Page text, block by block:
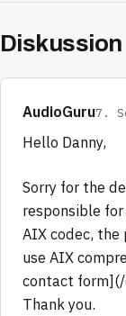
Diskussion
AudioGuru7.
Hello Danny,
Sorry for the
responsible
AIX codec, the
use AIX
contact
Thank you.